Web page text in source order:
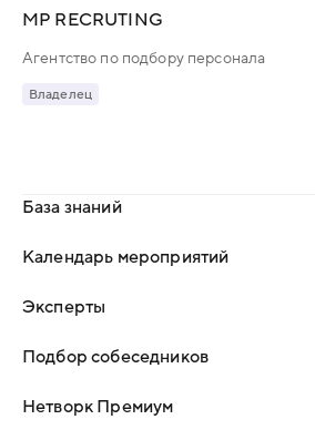
MP RECRUTING
Агентство по подбору персонала
Владелец
База знаний
Календарь мероприятий
Эксперты
Подбор собеседников
Нетворк Премиум